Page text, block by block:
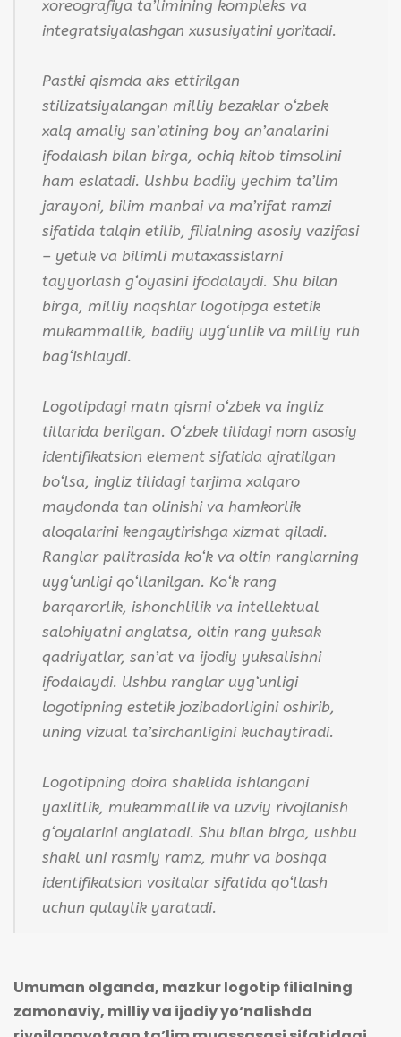
xoreografiya ta’limining kompleks va
integratsiyalashgan xususiyatini yoritadi.
Pastki qismda aks ettirilgan
stilizatsiyalangan milliy bezaklar o‘zbek
xalq amaliy san’atining boy an’analarini
ifodalash bilan birga, ochiq kitob timsolini
ham eslatadi. Ushbu badiiy yechim ta’lim
jarayoni, bilim manbai va ma’rifat ramzi
sifatida talqin etilib, filialning asosiy vazifasi
– yetuk va bilimli mutaxassislarni
tayyorlash g‘oyasini ifodalaydi. Shu bilan
birga, milliy naqshlar logotipga estetik
mukammallik, badiiy uyg‘unlik va milliy ruh
bag‘ishlaydi.
Logotipdagi matn qismi o‘zbek va ingliz
tillarida berilgan. O‘zbek tilidagi nom asosiy
identifikatsion element sifatida ajratilgan
bo‘lsa, ingliz tilidagi tarjima xalqaro
maydonda tan olinishi va hamkorlik
aloqalarini kengaytirishga xizmat qiladi.
Ranglar palitrasida ko‘k va oltin ranglarning
uyg‘unligi qo‘llanilgan. Ko‘k rang
barqarorlik, ishonchlilik va intellektual
salohiyatni anglatsa, oltin rang yuksak
qadriyatlar, san’at va ijodiy yuksalishni
ifodalaydi. Ushbu ranglar uyg‘unligi
logotipning estetik jozibadorligini oshirib,
uning vizual ta’sirchanligini kuchaytiradi.
Logotipning doira shaklida ishlangani
yaxlitlik, mukammallik va uzviy rivojlanish
g‘oyalarini anglatadi. Shu bilan birga, ushbu
shakl uni rasmiy ramz, muhr va boshqa
identifikatsion vositalar sifatida qo‘llash
uchun qulaylik yaratadi.
Umuman olganda, mazkur logotip filialning
zamonaviy, milliy va ijodiy yo‘nalishda